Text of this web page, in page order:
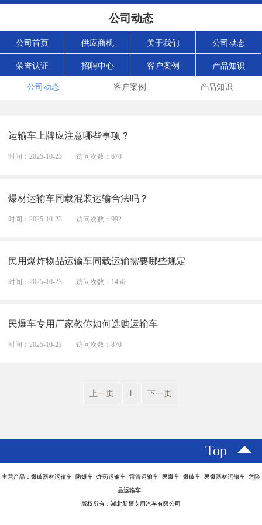
公司动态
公司首页 供应商机 关于我们 公司动态
荣誉认证 招聘中心 客户案例 产品知识
公司动态 客户案例 产品知识
运输车上牌应注意哪些事项？
时间：2025-10-23 访问次数：678
爆材运输车同载混装运输合法吗？
时间：2025-10-23 访问次数：992
民用爆炸物品运输车同载运输需要哪些规定
时间：2025-10-23 访问次数：1456
民爆车专用厂家教你如何选购运输车
时间：2025-10-23 访问次数：870
上一页 1 下一页
Top
主营产品：爆破器材运输车 防爆车 炸药运输车 雷管运输车 民爆车 爆破车 民爆器材运输车 危险
品运输车
版权所有：湖北新耀专用汽车有限公司